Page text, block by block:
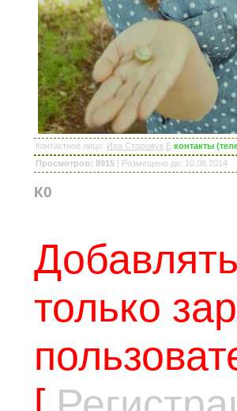
Контактное лицо: Ира Сторожук E контакты
Просмотров: 8915 | Размещено до: 10.08.2014
К0
только